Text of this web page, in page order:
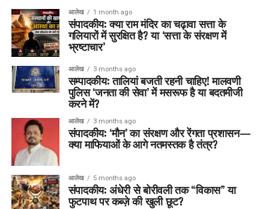
आलेख 1 month ago
संपादकीय: क्या राम मंदिर का चढ़ावा सत्ता के
गलियारों में सुरक्षित है? या ‘सत्ता के संरक्षण में
भ्रष्टाचार’
आलेख 3 months ago
सम्पादकीय: तालियां बजती रहनी चाहिए! मालवणी
पुलिस ‘जनता की सेवा’ में मसरूफ है या बदतमीजी
करने में?
आलेख 3 months ago
संपादकीय: ‘मौन’ का संरक्षण और रेंगता प्रशासन—
क्या माफियाओं के आगे नतमस्तक है तंत्र?
आलेख 5 months ago
संपादकीय: अंधेरी से बोरीवली तक “विकास” या
फुटपाथ पर कब्ज़े की खुली छूट?